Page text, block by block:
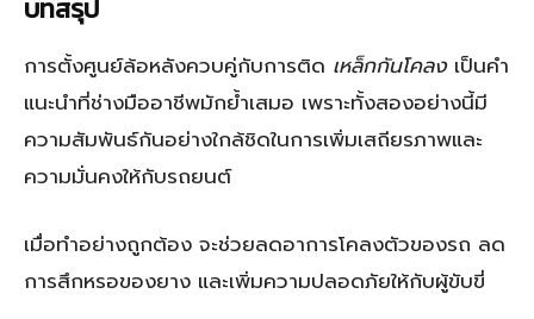
บทสรุป
การตั้งศูนย์ล้อหลังควบคู่กับการติด เหล็กกันโคลงเป็นคำ
แนะนำที่ช่างมืออาชีพมักย้ำเสมอ เพราะทั้งสองอย่างนี้มี
ความสัมพันธ์กันอย่างใกล้ชิดในการเพิ่มเสถียรภาพและ
ความมั่นคงให้กับรถยนต์
เมื่อทำอย่างถูกต้อง จะช่วยลดอาการโคลงตัวของรถ ลด
การสึกหรอของยาง และเพิ่มความปลอดภัยให้กับผู้ขับขี่